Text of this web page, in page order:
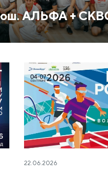
АЛЬФА +
22.06.2026